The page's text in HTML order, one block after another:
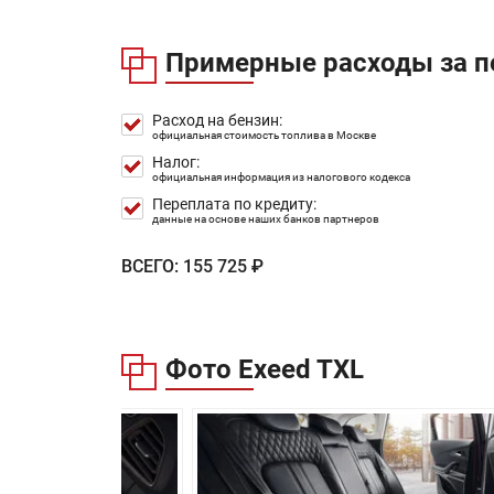
Расход в загородном цикле:
Объем топливного бака:
Длина:
Ширина:
Высота:
Масса:
Объём багажника:
Трансмиссия:
Привод:
Примерные расходы за
Расход на бензин:
официальная стоимость топлива в Москве
Налог:
официальная информация из налогового кодекса
Переплата по кредиту:
данные на основе наших банков партнеров
ВСЕГО: 155 725 ₽
Фото Exeed TXL